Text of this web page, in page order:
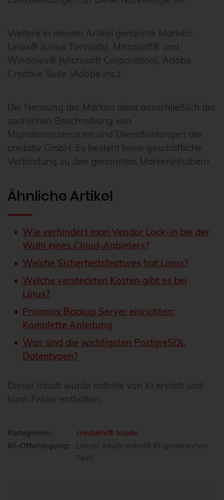
Weitere in diesem Artikel genannte Marken:
Linux® (Linus Torvalds), Microsoft® und
Windows® (Microsoft Corporation), Adobe
Creative Suite (Adobe Inc.).
Die Nennung der Marken dient ausschließlich der
sachlichen Beschreibung von
Migrationsszenarien und Dienstleistungen der
credativ GmbH. Es besteht keine geschäftliche
Verbindung zu den genannten Markeninhabern.
Ähnliche Artikel
Wie verhindert man Vendor Lock-in bei der
Wahl eines Cloud-Anbieters?
Welche Sicherheitsfeatures hat Linux?
Welche versteckten Kosten gibt es bei
Linux?
Proxmox Backup Server einrichten:
Komplette Anleitung
Was sind die wichtigsten PostgreSQL
Datentypen?
Dieser Inhalt wurde mithilfe von KI erstellt und
kann Fehler enthalten.
Kategorien:
credativ® Inside
KI-Offenlegung:
Dieser Inhalt enthält KI-generierten
Text.